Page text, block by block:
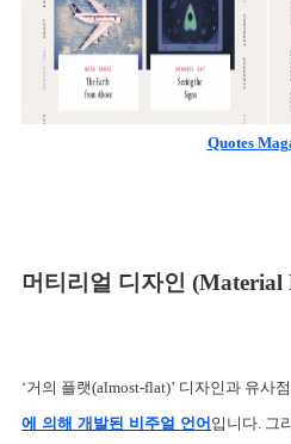
Quotes
머티리얼 디자인 (Material
‘거의 플랫(almost-flat)’ 디자인과 유사
에 의해 개발된 비주얼 언어 입니다. 그